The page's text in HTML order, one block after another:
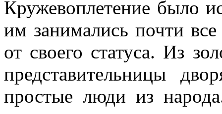
Кружевоплетение было
им занимались почти
от своего статуса. Из
представительницы
простые люди из